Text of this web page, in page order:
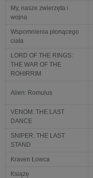
My, nasze zwierzęta i
wojna
Wspomnienia płonącego
ciała
LORD OF THE RINGS:
THE WAR OF THE
ROHIRRIM
Alien: Romulus
VENOM: THE LAST
DANCE
SNIPER: THE LAST
STAND
Kraven Łowca
Książę